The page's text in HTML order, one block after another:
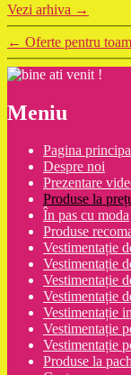
Vezi arhiva →
← Oferte pentru
Meniu
Pagina
Despre noi
Prezentare
Produse la
În pas cu moda
Produse
Vestimentație
Vestimentație
Vestimentație
Vestimentație
Vestimentație
Vestimentație
Vestimentație
Produse la